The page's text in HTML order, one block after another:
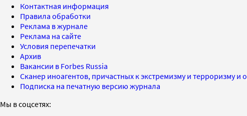
Контактная информация
Правила обработки
Реклама в журнале
Реклама на сайте
Условия перепечатки
Архив
Вакансии в Forbes Russia
Сканер иноагентов, причастных к экстремизму и терроризму
Подписка на печатную версию журнала
Мы в соцсетях: